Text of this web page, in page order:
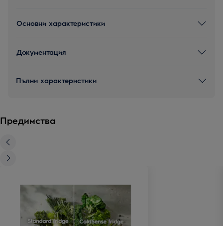
Основни характеристики
Документация
Пълни характеристики
Предимства